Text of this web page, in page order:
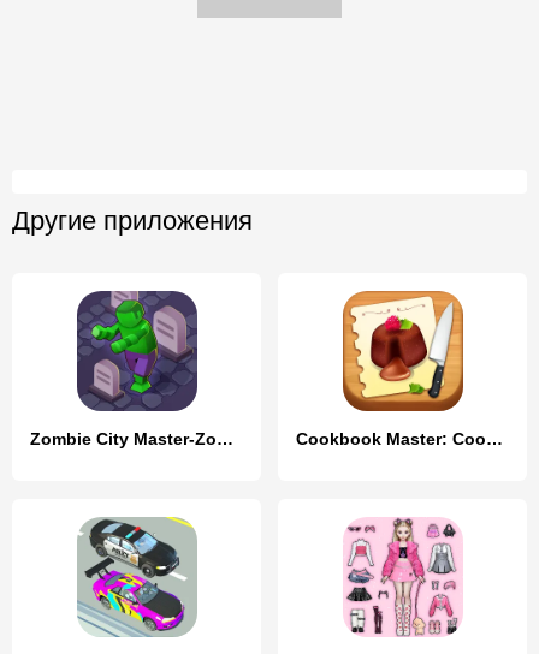
Другие приложения
Zombie City Master-Zombie Game Cookbook Master: Cooking Games